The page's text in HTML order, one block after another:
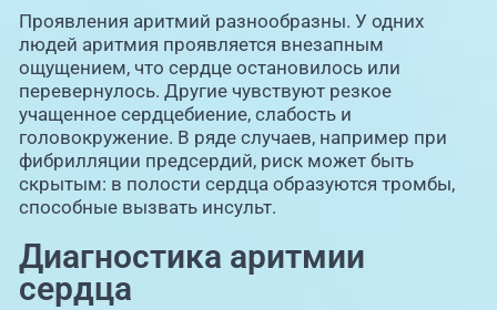
Проявления аритмий разнообразны. У одних
людей аритмия проявляется внезапным
ощущением, что сердце остановилось или
перевернулось. Другие чувствуют резкое
учащенное сердцебиение, слабость и
головокружение. В ряде случаев, например при
фибрилляции предсердий, риск может быть
скрытым: в полости сердца образуются тромбы,
способные вызвать инсульт.
Диагностика аритмии
сердца